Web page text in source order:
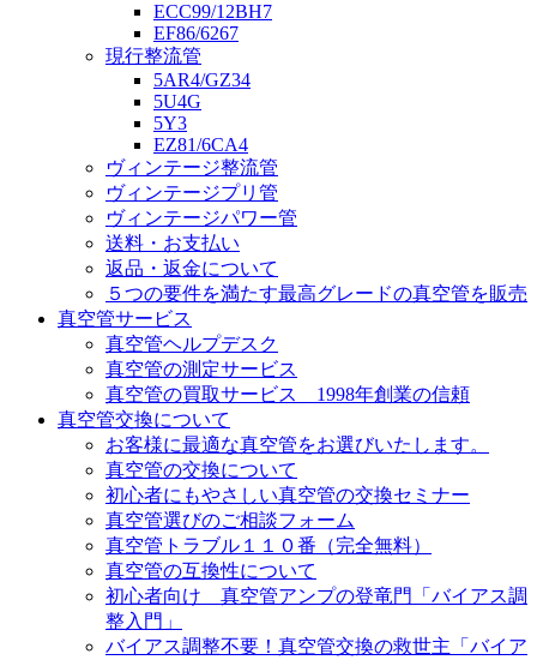
ECC99/12BH7
EF86/6267
現行整流管
5AR4/GZ34
5U4G
5Y3
EZ81/6CA4
ヴィンテージ整流管
ヴィンテージプリ管
ヴィンテージパワー管
送料・お支払い
返品・返金について
５つの要件を満たす最高グレードの真空管を販売
真空管サービス
真空管ヘルプデスク
真空管の測定サービス
真空管の買取サービス 1998年創業の信頼
真空管交換について
お客様に最適な真空管をお選びいたします。
真空管の交換について
初心者にもやさしい真空管の交換セミナー
真空管選びのご相談フォーム
真空管トラブル１１０番（完全無料）
真空管の互換性について
初心者向け 真空管アンプの登竜門「バイアス調
整入門」
バイアス調整不要！真空管交換の救世主「バイア